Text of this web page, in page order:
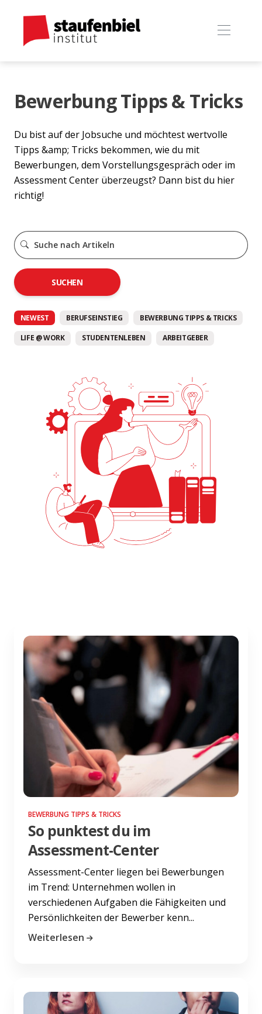
Bewerbung Tipps & Tricks
Du bist auf der Jobsuche und möchtest wertvolle
Tipps &amp; Tricks bekommen, wie du mit
Bewerbungen, dem Vorstellungsgespräch oder im
Assessment Center überzeugst? Dann bist du hier
richtig!
SUCHEN
NEWEST BERUFSEINSTIEG BEWERBUNG TIPPS & TRICKS
LIFE @ WORK STUDENTENLEBEN ARBEITGEBER
BEWERBUNG TIPPS & TRICKS
So punktest du im
Assessment-Center
Assessment-Center liegen bei Bewerbungen
im Trend: Unternehmen wollen in
verschiedenen Aufgaben die Fähigkeiten und
Persönlichkeiten der Bewerber kenn...
Weiterlesen